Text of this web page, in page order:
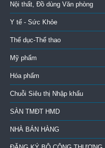
Nội thất, Đồ dùng Văn phòng
Y tế - Sức Khỏe
Thể dục-Thể thao
Mỹ phẩm
Hóa phẩm
Chuỗi Siêu thị Nhập khẩu
SÀN TMĐT HMD
NHÀ BÁN HÀNG